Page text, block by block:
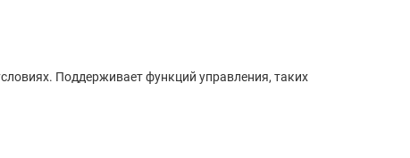
Поддерживает функций управления, таких